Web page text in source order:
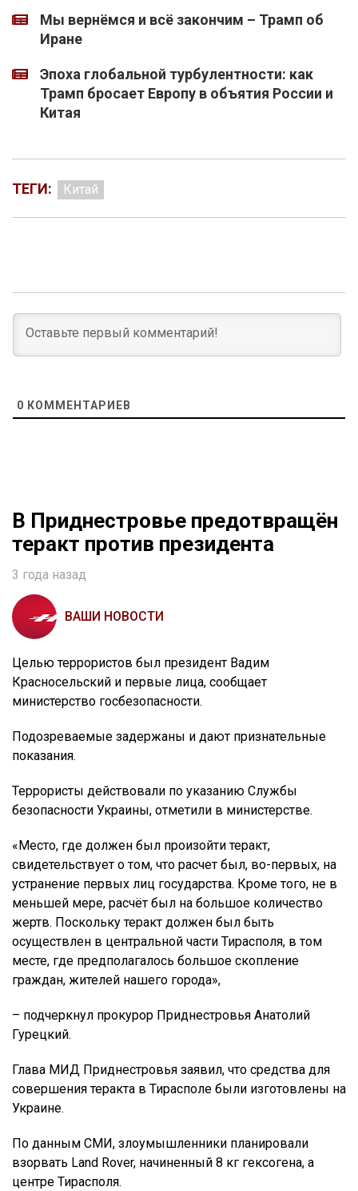
Мы вернёмся и всё закончим – Трамп об
Иране
Эпоха глобальной турбулентности: как
Трамп бросает Европу в объятия России и
Китая
ТЕГИ: Китай
0 КОММЕНТАРИЕВ
В Приднестровье предотвращён
теракт против президента
3 года назад
ВАШИ НОВОСТИ
Целью террористов был президент Вадим
Красносельский и первые лица, сообщает
министерство госбезопасности.
Подозреваемые задержаны и дают признательные
показания.
Террористы действовали по указанию Службы
безопасности Украины, отметили в министерстве.
«Место, где должен был произойти теракт,
свидетельствует о том, что расчет был, во-первых, на
устранение первых лиц государства. Кроме того, не в
меньшей мере, расчёт был на большое количество
жертв. Поскольку теракт должен был быть
осуществлен в центральной части Тирасполя, в том
месте, где предполагалось большое скопление
граждан, жителей нашего города»,
– подчеркнул прокурор Приднестровья Анатолий
Гурецкий.
Глава МИД Приднестровья заявил, что средства для
совершения теракта в Тирасполе были изготовлены на
Украине.
По данным СМИ, злоумышленники планировали
взорвать Land Rover, начиненный 8 кг гексогена, а
центре Тирасполя.